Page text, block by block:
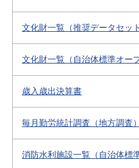
文化財一覧（推奨データセット
文化財一覧（自治体標準オー
歳入歳出決算書
毎月勤労統計調査（地方調査）
消防水利施設一覧（自治体標